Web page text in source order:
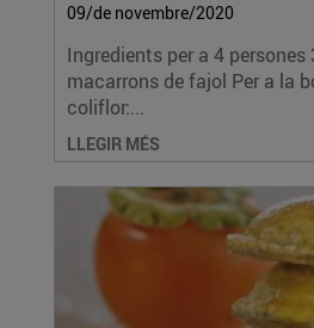
09/de novembre/2020
Ingredients per a 4 persones
macarrons de fajol Per a la
coliflor:...
LLEGIR MÉS